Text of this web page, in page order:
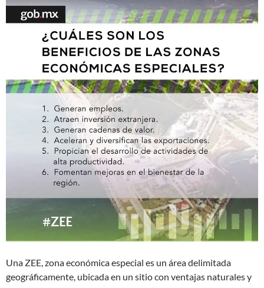
Una ZEE, zona económica especial es un área delimitada
geográficamente, ubicada en un sitio con ventajas naturales y